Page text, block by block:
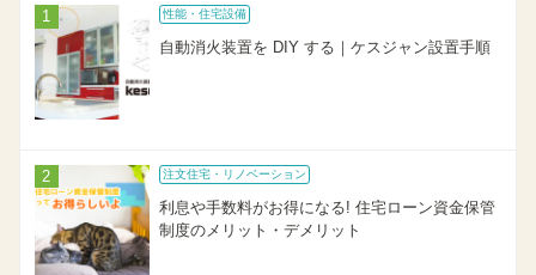
性能・住宅設備
自動消火装置を DIY する｜ケスジャン設置手順
注文住宅・リノベーション
利息や手数料がお得になる! 住宅ローン資金保管
制度のメリット・デメリット